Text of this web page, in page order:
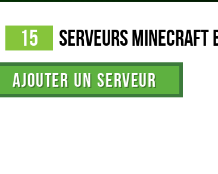
15 serveurs Minecraft
AJOUTER UN SERVEUR